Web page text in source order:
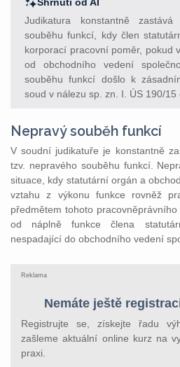
Shrnutí od AI
Judikatura konstantně zastává
souběhu funkcí, kdy člen
korporací pracovní poměr, pokud
od obchodního vedení
souběhu funkcí došlo k
soud v nálezu sp. zn. I. ÚS 190/15
Nepravý souběh funkcí
V soudní judikatuře je konstantně
tzv. nepravého souběhu funkcí.
situace, kdy statutární orgán a
vztahu z výkonu funkce rovněž
předmětem tohoto
od náplně funkce člena
nespadající do obchodního vedení
Reklama
Nemáte ještě
Registrujte se, získejte řadu
zašleme aktuální online kurz na
praxi.